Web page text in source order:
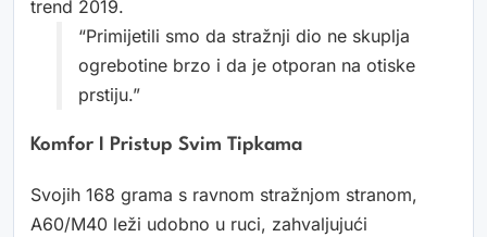
trend 2019.
“Primijetili smo da stražnji dio ne skuplja
ogrebotine brzo i da je otporan na otiske
prstiju.”
Komfor I Pristup Svim Tipkama
Svojih 168 grama s ravnom stražnjom stranom,
A60/M40 leži udobno u ruci, zahvaljujući